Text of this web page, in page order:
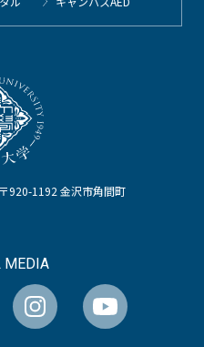
920-1192 金沢市角間町
MEDIA